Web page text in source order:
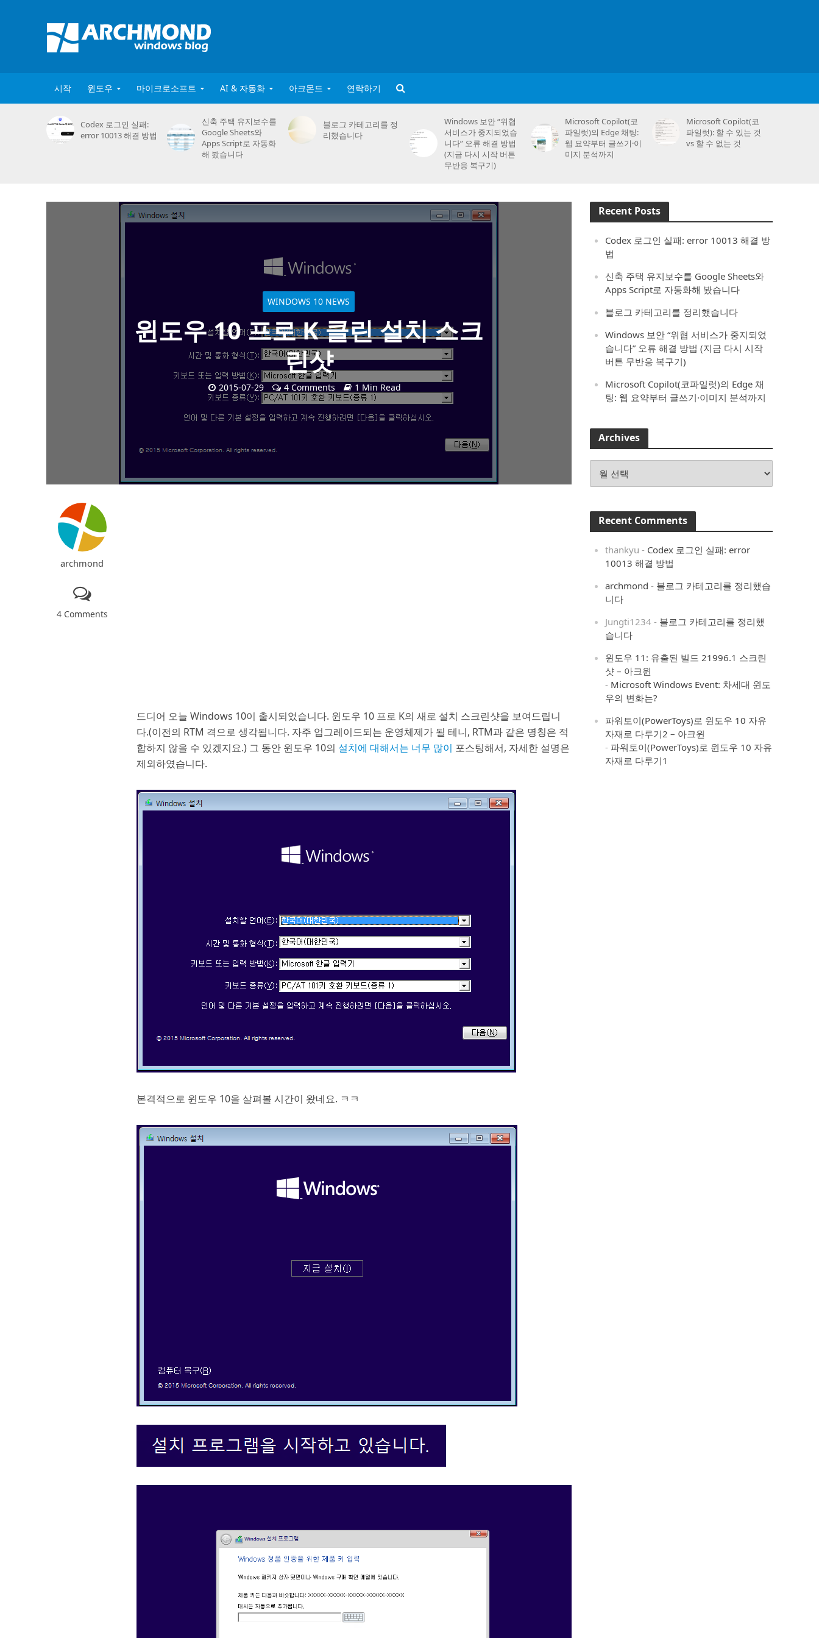
시작 윈도우 마이크로소프트 AI & 자동화 아크몬드 연락하기
Codex 로그인 실패:
error 10013 해결 방법
신축 주택 유지보수를
Google Sheets와
Apps Script로 자동화
해 봤습니다
블로그 카테고리를 정
리했습니다
Windows 보안 “위협
서비스가 중지되었습
니다” 오류 해결 방법
(지금 다시 시작 버튼
무반응 복구기)
Microsoft Copilot(코
파일럿)의 Edge 채팅:
웹 요약부터 글쓰기·이
미지 분석까지
Microsoft Copilot(코
파일럿): 할 수 있는 것
vs 할 수 없는 것
WINDOWS 10 NEWS
윈도우 10 프로 K 클린 설치 스크
린샷
2015-07-29 4 Comments 1 Min Read
archmond
4 Comments
드디어 오늘 Windows 10이 출시되었습니다. 윈도우 10 프로 K의 새로 설치 스크린샷을 보여드립니
다.(이전의 RTM 격으로 생각됩니다. 자주 업그레이드되는 운영체제가 될 테니, RTM과 같은 명칭은 적
합하지 않을 수 있겠지요.) 그 동안 윈도우 10의 설치에 대해서는 너무 많이 포스팅해서, 자세한 설명은
제외하였습니다.
본격적으로 윈도우 10을 살펴볼 시간이 왔네요. ㅋㅋ
Recent Posts
Codex 로그인 실패: error 10013 해결 방
법
신축 주택 유지보수를 Google Sheets와
Apps Script로 자동화해 봤습니다
블로그 카테고리를 정리했습니다
Windows 보안 “위협 서비스가 중지되었
습니다” 오류 해결 방법 (지금 다시 시작
버튼 무반응 복구기)
Microsoft Copilot(코파일럿)의 Edge 채
팅: 웹 요약부터 글쓰기·이미지 분석까지
Archives
Recent Comments
thankyu - Codex 로그인 실패: error
10013 해결 방법
archmond - 블로그 카테고리를 정리했습
니다
Jungti1234 - 블로그 카테고리를 정리했
습니다
윈도우 11: 유출된 빌드 21996.1 스크린
샷 – 아크윈
- Microsoft Windows Event: 차세대 윈도
우의 변화는?
파워토이(PowerToys)로 윈도우 10 자유
자재로 다루기2 – 아크윈
- 파워토이(PowerToys)로 윈도우 10 자유
자재로 다루기1